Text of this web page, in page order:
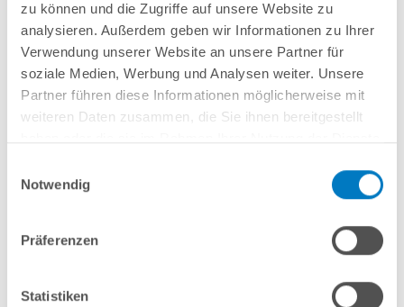
zu können und die Zugriffe auf unsere Website zu
analysieren. Außerdem geben wir Informationen zu Ihrer
Verwendung unserer Website an unsere Partner für
soziale Medien, Werbung und Analysen weiter. Unsere
Partner führen diese Informationen möglicherweise mit
weiteren Daten zusammen, die Sie ihnen bereitgestellt
Notwendig
Präferenzen
Statistiken
219,00 € *
UVP:349,00 € *
Artikel-Nr.:291077